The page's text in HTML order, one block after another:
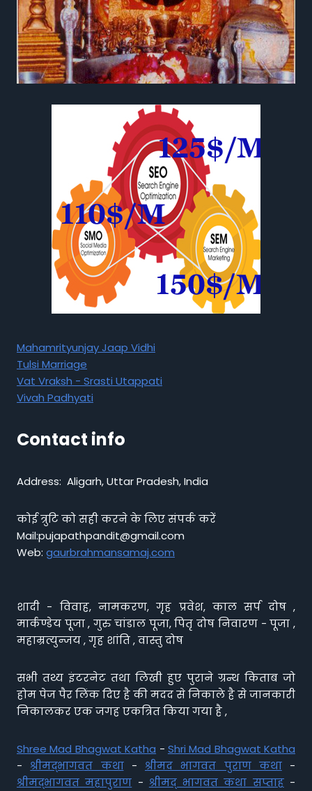
Mahamrityunjay Jaap Vidhi
Tulsi Marriage
Vat Vraksh - Srasti Utappati
Vivah Padhyati
Contact info
Address: Aligarh, Uttar Pradesh, India
कोई त्रुटि को सही करने के लिए संपर्क करें
Mail:pujapathpandit@gmail.com
Web: gaurbrahmansamaj.com
शादी - विवाह, नामकरण, गृह प्रवेश, काल सर्प दोष ,
मार्कण्डेय पूजा , गुरु चांडाल पूजा, पितृ दोष निवारण - पूजा ,
महाम्रत्युन्जय , गृह शांति , वास्तु दोष
सभी तथ्य इंटरनेट तथा लिखी हुए पुराने ग्रन्थ किताब जो
होम पेज पैर लिंक दिए है की मदद से निकाले है से जानकारी
निकालकर एक जगह एकत्रित किया गया है ,
Shree Mad Bhagwat Katha - Shri Mad Bhagwat Katha
- श्रीमद्भागवत कथा- श्रीमद भागवत पुराण कथा-
श्रीमद्भागवत महापुराण - श्रीमद् भागवत कथा सप्ताह-